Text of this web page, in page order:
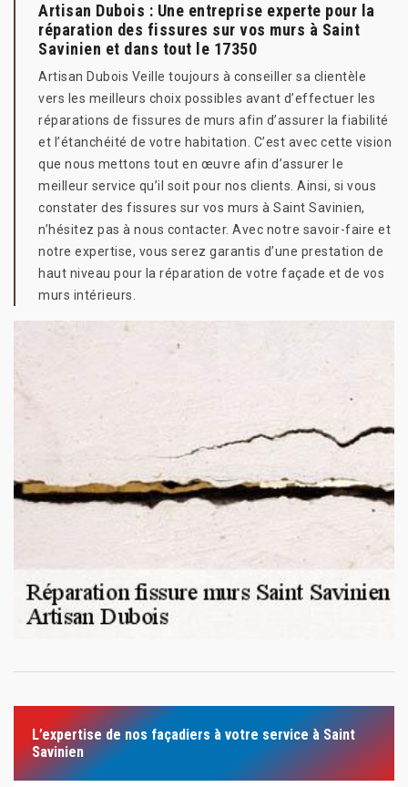
Artisan Dubois : Une entreprise experte pour la
réparation des fissures sur vos murs à Saint
Savinien et dans tout le 17350
Artisan Dubois Veille toujours à conseiller sa clientèle
vers les meilleurs choix possibles avant d’effectuer les
réparations de fissures de murs afin d’assurer la fiabilité
et l’étanchéité de votre habitation. C’est avec cette vision
que nous mettons tout en œuvre afin d’assurer le
meilleur service qu’il soit pour nos clients. Ainsi, si vous
constater des fissures sur vos murs à Saint Savinien,
n’hésitez pas à nous contacter. Avec notre savoir-faire et
notre expertise, vous serez garantis d’une prestation de
haut niveau pour la réparation de votre façade et de vos
murs intérieurs.
L’expertise de nos façadiers à votre service à Saint
Savinien